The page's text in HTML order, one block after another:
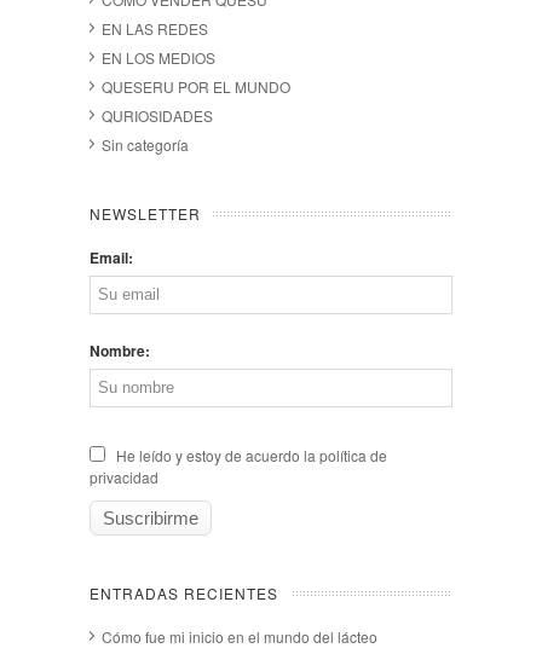
EN LAS REDES
EN LOS MEDIOS
QUESERU POR EL MUNDO
QURIOSIDADES
Sin categoría
NEWSLETTER
Email:
Nombre:
He leído y estoy de acuerdo la política de
privacidad
ENTRADAS RECIENTES
Cómo fue mi inicio en el mundo del lácteo